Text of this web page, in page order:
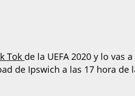
Tok de la UEFA 2020 y lo vas a
de Ipswich a las 17 hora de